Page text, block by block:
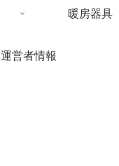
暖房器具
運営者情報